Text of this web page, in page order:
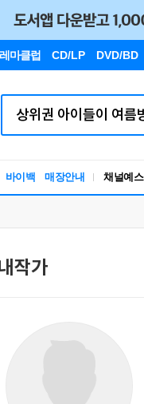
마클럽 CD/LP DVD/BD
바이백 매장안내 채널예스
작가